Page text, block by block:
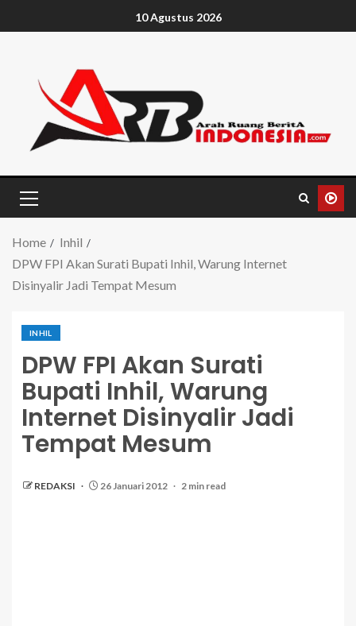
10 Agustus 2026
Home
Inhil
DPW FPI Akan Surati Bupati Inhil, Warung Internet
Disinyalir Jadi Tempat Mesum
INHIL
DPW FPI Akan Surati
Bupati Inhil, Warung
Internet Disinyalir Jadi
Tempat Mesum
REDAKSI 26 Januari 2012 2 min read